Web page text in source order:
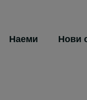
Наеми Нови